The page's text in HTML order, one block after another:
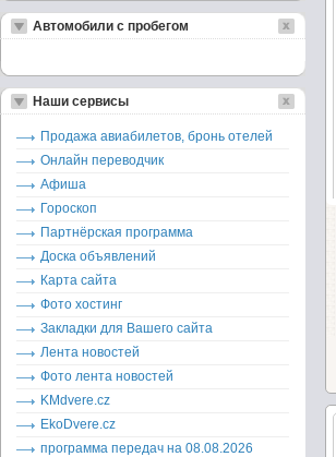
Автомобили с пробегом
Наши сервисы
Продажа авиабилетов, бронь отелей
Онлайн переводчик
Афиша
Гороскоп
Партнёрская программа
Доска объявлений
Карта сайта
Фото хостинг
Закладки для Вашего сайта
Лента новостей
Фото лента новостей
KMdvere.cz
EkoDvere.cz
программа передач на 08.08.2026